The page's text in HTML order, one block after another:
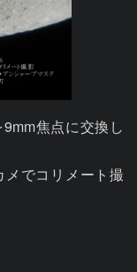
焦点に交換し
でコリメート撮